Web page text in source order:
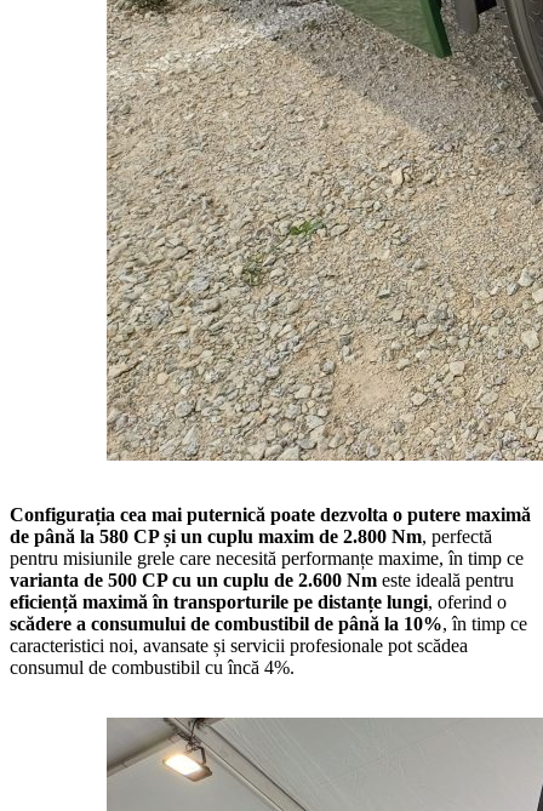
Configurația cea mai puternică poate dezvolta o putere maximă
de până la 580 CP și un cuplu maxim de 2.800 Nm, perfectă
pentru misiunile grele care necesită performanțe maxime, în timp ce
varianta de 500 CP cu un cuplu de 2.600 Nm este ideală pentru
eficiență maximă în transporturile pe distanțe lungi, oferind o
scădere a consumului de combustibil de până la 10%, în timp ce
caracteristici noi, avansate și servicii profesionale pot scădea
consumul de combustibil cu încă 4%.